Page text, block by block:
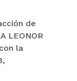
de
LEONOR
la